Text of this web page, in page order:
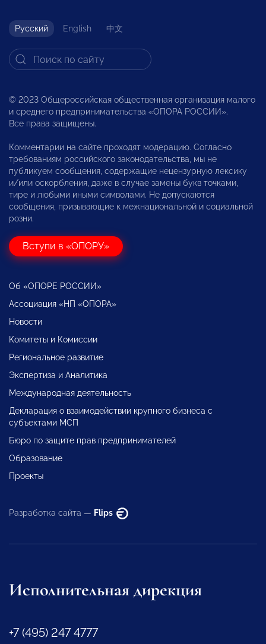
Русский English 中文
© 2023 Общероссийская общественная организация малого
и среднего предпринимательства «ОПОРА РОССИИ».
Все права защищены.
Комментарии на сайте проходят модерацию. Согласно
требованиям российского законодательства, мы не
публикуем сообщения, содержащие нецензурную лексику
и/или оскорбления, даже в случае замены букв точками,
тире и любыми иными символами. Не допускаются
сообщения, призывающие к межнациональной и социальной
розни.
Вступи в «ОПОРУ»
Об «ОПОРЕ РОССИИ»
Ассоциация «НП «ОПОРА»
Новости
Комитеты и Комиссии
Региональное развитие
Экспертиза и Аналитика
Международная деятельность
Декларация о взаимодействии крупного бизнеса с
субъектами МСП
Бюро по защите прав предпринимателей
Образование
Проекты
Разработка сайта — Flips
Исполнительная дирекция
+7 (495) 247 4777